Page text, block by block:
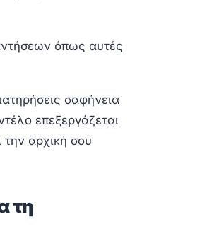
όπως αυτές
σαφήνεια
επεξεργάζεται
την αρχική σου
τη